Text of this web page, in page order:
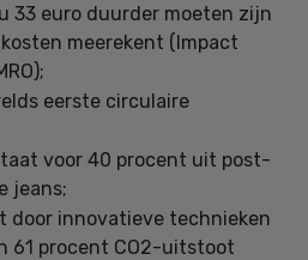
33 euro duurder moeten zijn
meerekent (Impact
eerste circulaire
voor 40 procent uit post-
jeans;
door innovatieve technieken
61 procent CO2-uitstoot